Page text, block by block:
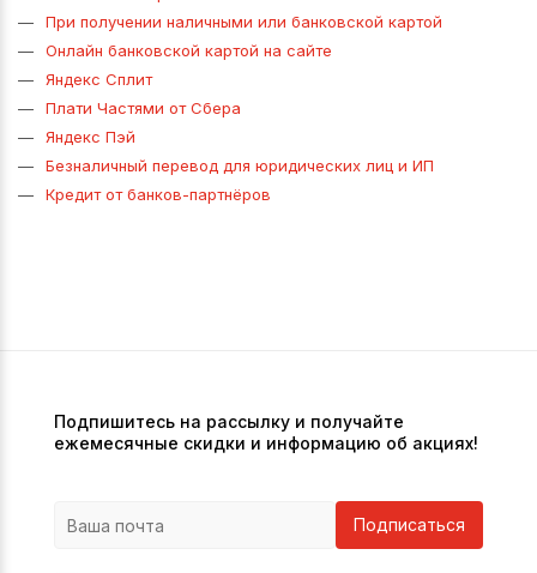
При получении наличными или банковской картой
Онлайн банковской картой на сайте
Яндекс Сплит
Плати Частями от Сбера
Яндекс Пэй
Безналичный перевод для юридических лиц и ИП
Кредит от банков-партнёров
Подпишитесь на рассылку и получайте
ежемесячные скидки и информацию об акциях!
Подписаться